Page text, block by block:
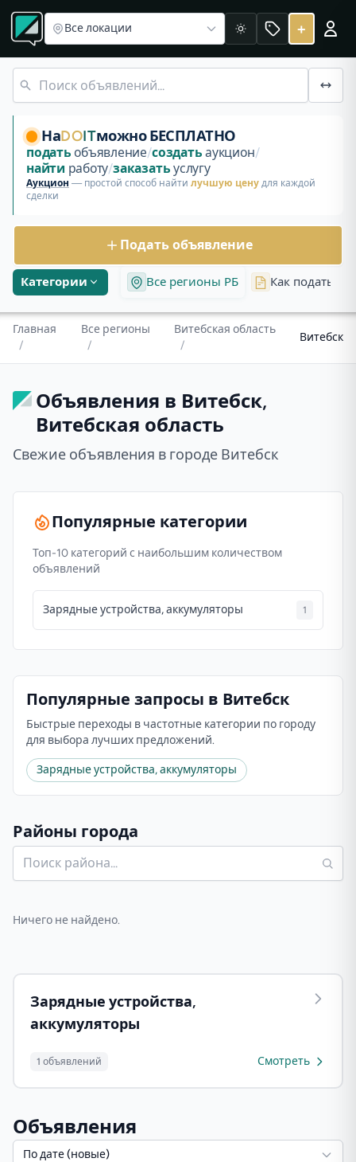
Объявления Витебск
Бесплатные объявления и аукционы в Витебске,
Зарядное устройство
Все локации Светлая +
Категории Все регионы РБ Как подать
НаDOITможно БЕСПЛАТНО
подать объявление/создать аукцион/
найти работу/заказать услугу
Аукцион — простой способ найти лучшую цену для каждой
сделки
Подать объявление
Главная
/
Все регионы
/
Витебская область
/
Витебск
Объявления в Витебск,
Витебская область
Свежие объявления в городе Витебск
Популярные категории
Топ-10 категорий с наибольшим количеством
объявлений
Зарядные устройства, аккумуляторы 1
Популярные запросы в Витебск
Быстрые переходы в частотные категории по городу
для выбора лучших предложений.
Зарядные устройства, аккумуляторы
Районы города
Ничего не найдено.
Зарядные устройства,
аккумуляторы
1 объявлений Смотреть
Объявления
По дате (новые)